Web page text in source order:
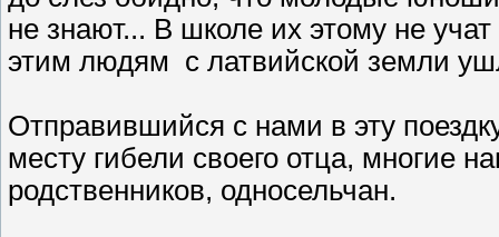
не знают... В школе их этому не
этим людям с латвийской земли
Отправившийся с нами в эту
месту гибели своего отца, многие
родственников, односельчан.